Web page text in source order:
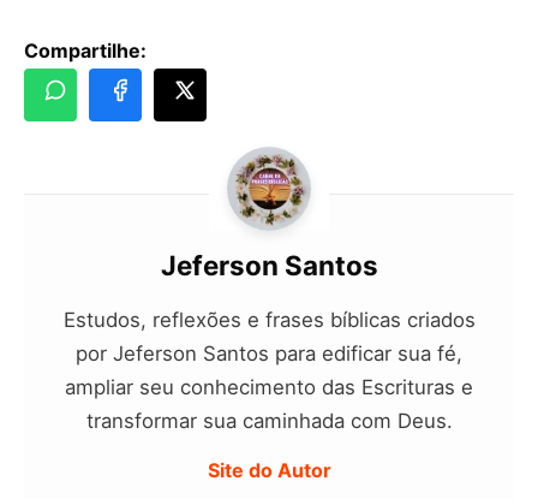
Compartilhe:
Jeferson Santos
Estudos, reflexões e frases bíblicas criados
por Jeferson Santos para edificar sua fé,
ampliar seu conhecimento das Escrituras e
transformar sua caminhada com Deus.
Site do Autor